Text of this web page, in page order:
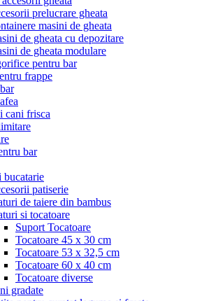
prelucrare gheata
masini de gheata
de gheata cu depozitare
de gheata modulare
pentru bar
frappe
cani frisca
bar
bucatarie
patiserie
de taiere din bambus
si tocatoare
Suport Tocatoare
Tocatoare 45 x 30 cm
Tocatoare 53 x 32,5 cm
Tocatoare 60 x 40 cm
Tocatoare diverse
gradate